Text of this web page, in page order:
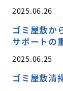
2025.06.26
ゴミ屋敷か
サポートの
2025.06.25
ゴミ屋敷清